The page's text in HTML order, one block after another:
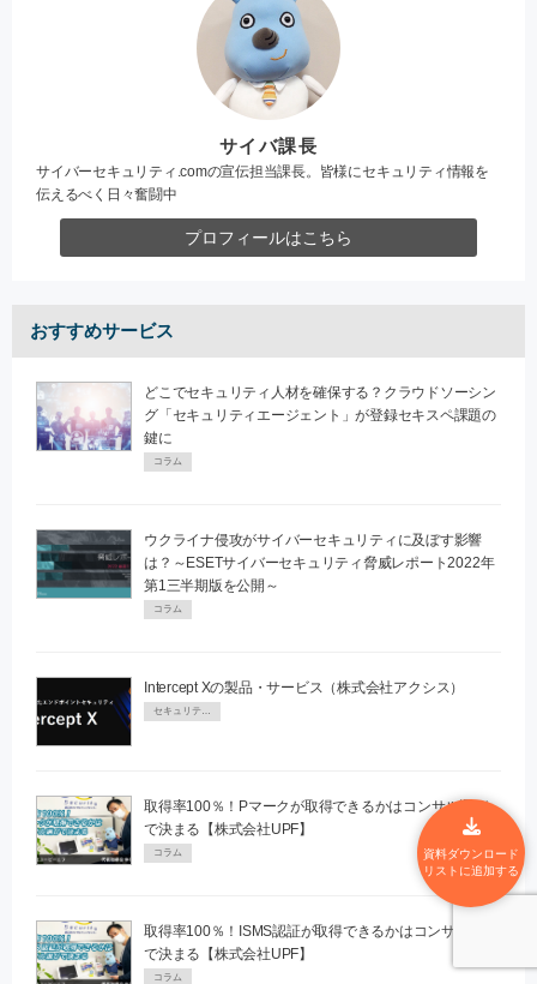
資料ダウンロード
リストに追加する
サイバ課長
サイバーセキュリティ.comの宣伝担当課長。皆様にセキュリティ情報を
伝えるべく日々奮闘中
プロフィールはこちら
おすすめサービス
どこでセキュリティ人材を確保する？クラウドソーシン
グ「セキュリティエージェント」が登録セキスペ課題の
鍵に
コラム
ウクライナ侵攻がサイバーセキュリティに及ぼす影響
は？～ESETサイバーセキュリティ脅威レポート2022年
第1三半期版を公開～
コラム
Intercept Xの製品・サービス（株式会社アクシス）
セキュリティPR
取得率100％！Pマークが取得できるかはコンサル選び
で決まる【株式会社UPF】
コラム
取得率100％！ISMS認証が取得できるかはコンサル選び
で決まる【株式会社UPF】
コラム